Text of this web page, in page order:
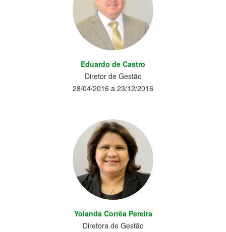
Eduardo de Castro
Diretor de Gestão
28/04/2016 a 23/12/2016
Yolanda Corrêa Pereira
Diretora de Gestão